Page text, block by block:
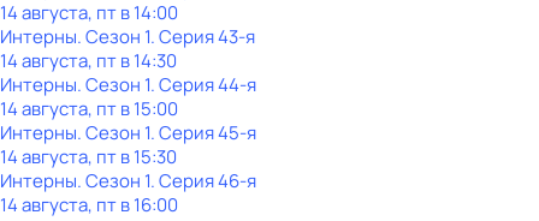
14 августа, пт в 14:00
Интерны. Сезон 1. Серия 43-я
14 августа, пт в 14:30
Интерны. Сезон 1. Серия 44-я
14 августа, пт в 15:00
Интерны. Сезон 1. Серия 45-я
14 августа, пт в 15:30
Интерны. Сезон 1. Серия 46-я
14 августа, пт в 16:00